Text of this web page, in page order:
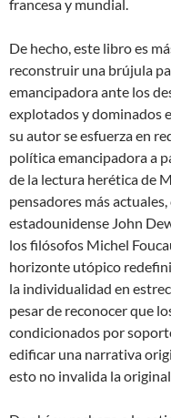
francesa y mundial.
De hecho, este libro es
reconstruir una brújula
emancipadora ante los
explotados y dominados
su autor se esfuerza en
política emancipadora a
de la lectura herética de
pensadores más
estadounidense John
los filósofos Michel
horizonte utópico
la individualidad en
pesar de reconocer que
condicionados por
edificar una narrativa
esto no invalida la